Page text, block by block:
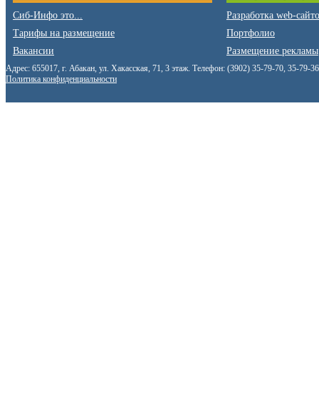
Сиб-Инфо это...
Тарифы на размещение
Вакансии
Разработка web-
Портфолио
Размещение рекламы
Адрес: 655017, г. Абакан, ул. Хакасская, 71, 3 этаж. Телефон: (3902) 35-79-70, 35-79-
Политика конфиденциальности